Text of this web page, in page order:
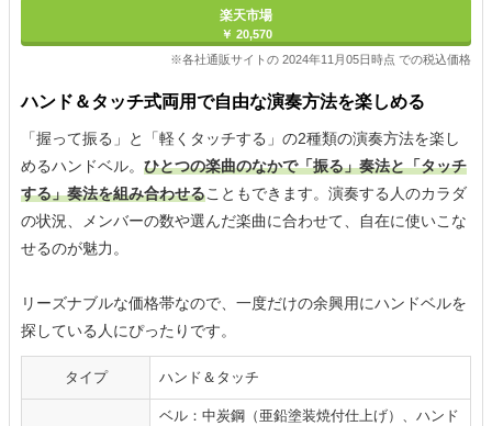
楽天市場
￥ 20,570
※各社通販サイトの 2024年11月05日時点 での税込価格
ハンド＆タッチ式両用で自由な演奏方法を楽しめる
「握って振る」と「軽くタッチする」の2種類の演奏方法を楽し
めるハンドベル。 ひとつの楽曲のなかで「振る」奏法と「タッチ
する」奏法を組み合わせることもできます。演奏する人のカラダ
の状況、メンバーの数や選んだ楽曲に合わせて、自在に使いこな
せるのが魅力。
リーズナブルな価格帯なので、一度だけの余興用にハンドベルを
探している人にぴったりです。
タイプ ハンド＆タッチ
ベル：中炭鋼（亜鉛塗装焼付仕上げ）、ハンド